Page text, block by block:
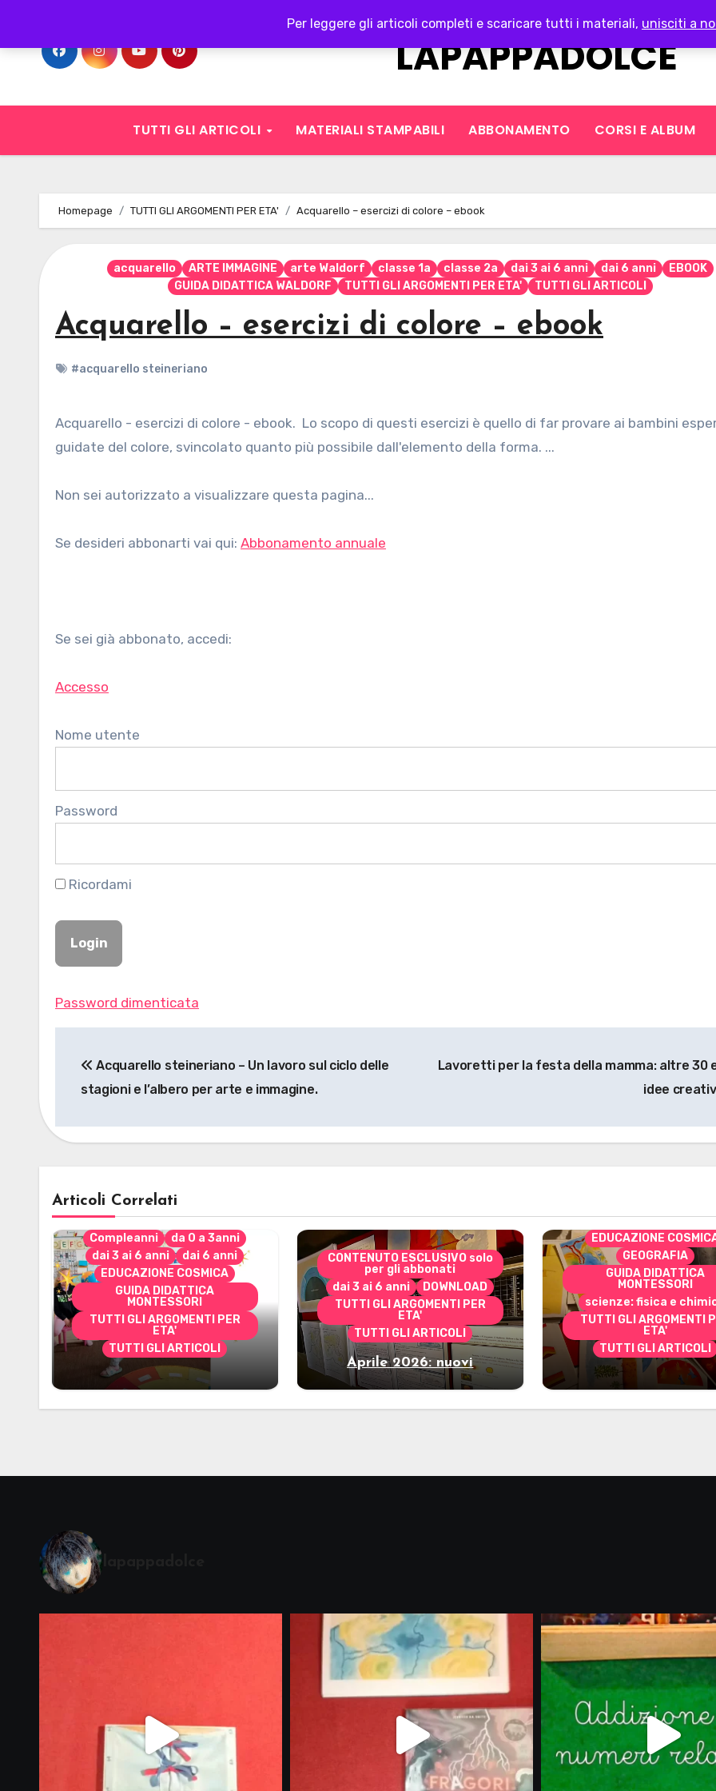
Per leggere gli articoli completi e scaricare tutti i materiali, unisciti a
content
LAPAPPADOLCE
TUTTI GLI ARTICOLI MATERIALI STAMPABILI ABBONAMENTO CORSI E ALBUM
Homepage TUTTI GLI ARGOMENTI PER ETA' Acquarello – esercizi di colore – ebook
acquarello ARTE IMMAGINE arte Waldorf classe 1a classe 2a dai 3 ai 6 anni dai 6 anni
EBOOK
GUIDA DIDATTICA WALDORF
TUTTI GLI ARGOMENTI PER ETA' TUTTI GLI ARTICOLI
Acquarello – esercizi di colore – ebook
#acquarello steineriano
Acquarello - esercizi di colore - ebook. Lo scopo di questi esercizi è quello di far provare ai bambini esperienze
guidate del colore, svincolato quanto più possibile dall'elemento della forma. ...
Non sei autorizzato a visualizzare questa pagina...
Se desideri abbonarti vai qui: Abbonamento annuale
Se sei già abbonato, accedi:
Accesso
Nome utente
Password
Ricordami
Password dimenticata
articoli
Acquarello steineriano – Un lavoro sul ciclo delle
stagioni e l’albero per arte e immagine.
Lavoretti per la festa della mamma: altre 30
idee
Articoli Correlati
Compleanni
da 0 a 3anni
dai 3 ai 6 anni
dai 6 anni
EDUCAZIONE COSMICA
GUIDA DIDATTICA
MONTESSORI
TUTTI GLI ARGOMENTI PER
ETA'
TUTTI GLI ARTICOLI
Alcuni materiali per
accompagnare la
Cerimonia del Sole
CONTENUTO ESCLUSIVO solo
per gli abbonati
dai 3 ai 6 anni
DOWNLOAD
TUTTI GLI ARGOMENTI PER
ETA'
TUTTI GLI ARTICOLI
Aprile 2026: nuovi
materiali stampabili per
CONTENUTO
DOWNLOAD
EDUCAZIONE
GEOGRAFIA
GUIDA DIDATTICA
MONTESSORI
scienze: fisica e
TUTTI GLI ARGOMENTI
ETA'
TUTTI GLI ARTICOLI
Marzo 2026:
materiali stampabili
gli abbonati